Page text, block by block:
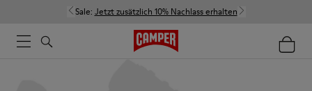
Sale: Jetzt zusätzlich 10% Nachlass erhalten